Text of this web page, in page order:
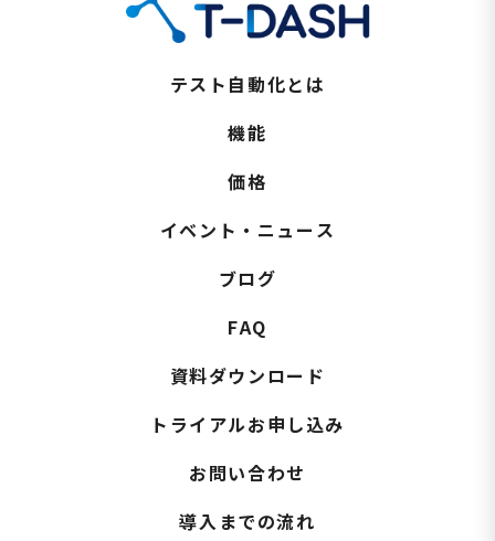
テスト自動化とは
機能
価格
イベント・ニュース
ブログ
FAQ
資料ダウンロード
トライアルお申し込み
お問い合わせ
導入までの流れ